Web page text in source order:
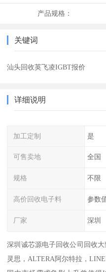
产品规格：
关键词
汕头回收英飞凌IGBT报价
详细说明
加工定制 是
可售卖地 全国
规格 不限
高价回收电子料 参数
厂家 深圳
深圳诚芯源电子回收公司回收
灵思，ALTERA阿尔特拉，